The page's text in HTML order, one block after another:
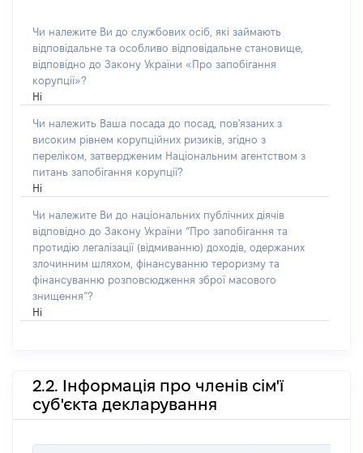
Чи належите Ви до службових осіб, які займають
відповідальне та особливо відповідальне становище,
відповідно до Закону України «Про запобігання
корупції»?
Ні
Чи належить Ваша посада до посад, пов'язаних з
високим рівнем корупційних ризиків, згідно з
переліком, затвердженим Національним агентством з
питань запобігання корупції?
Ні
Чи належите Ви до національних публічних діячів
відповідно до Закону України “Про запобігання та
протидію легалізації (відмиванню) доходів, одержаних
злочинним шляхом, фінансуванню тероризму та
фінансуванню розповсюдження зброї масового
знищення”?
Ні
2.2. Інформація про членів сім'ї
суб'єкта декларування